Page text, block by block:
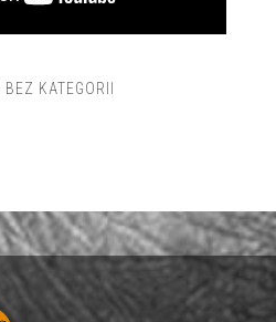
BEZ KATEGORII